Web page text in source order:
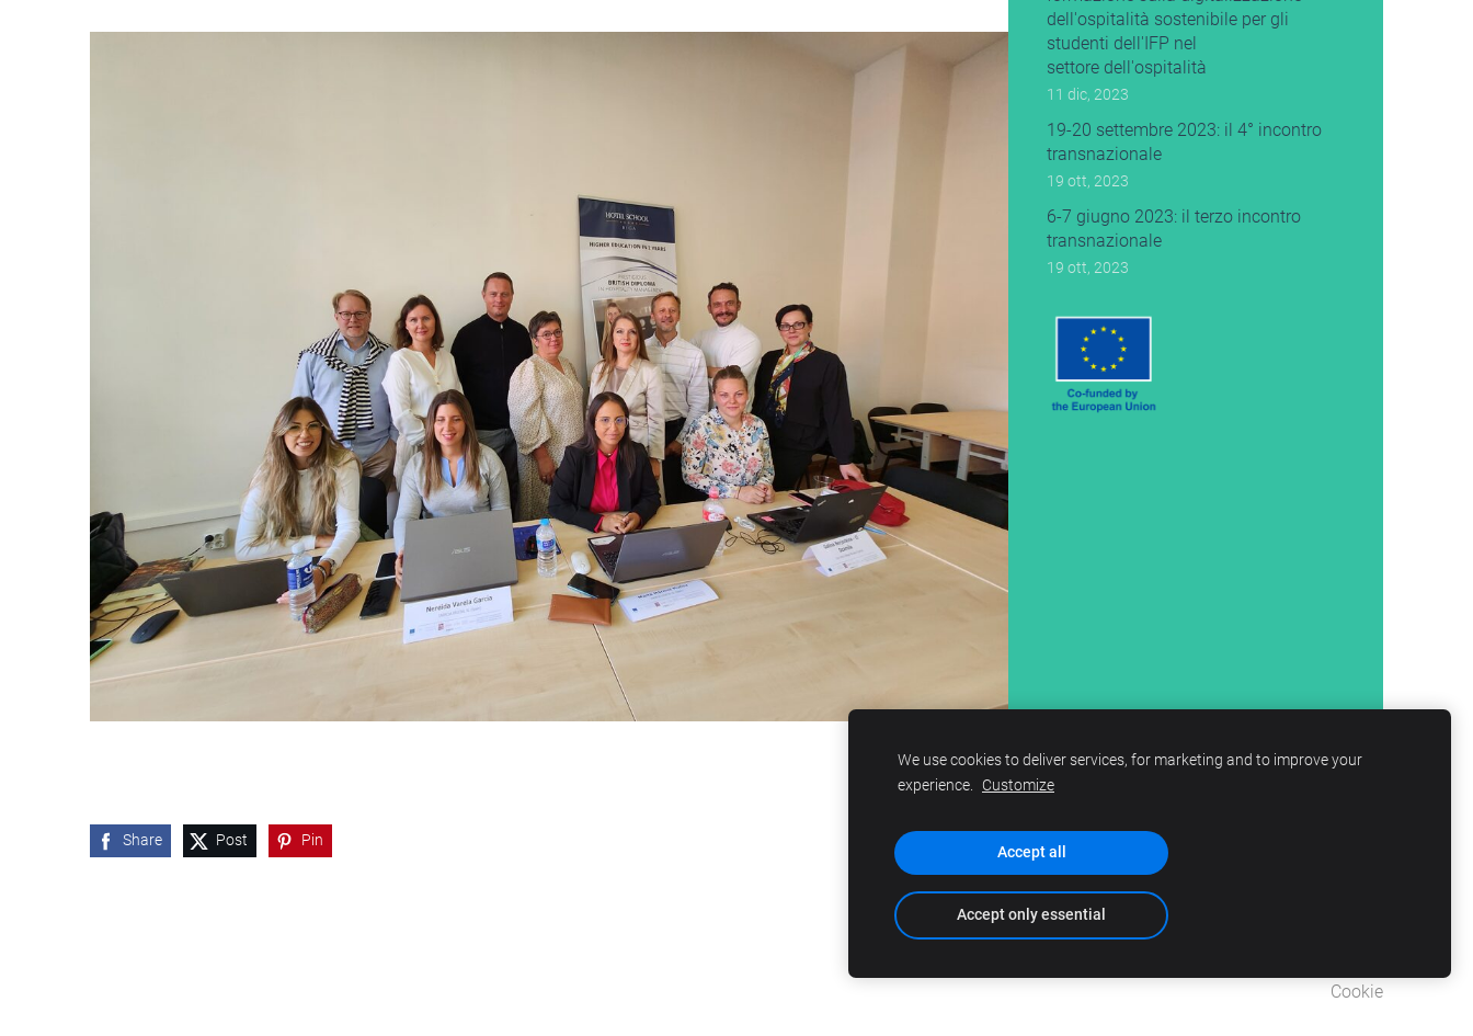
dell'ospitalità sostenibile per gli
studenti dell'IFP nel
settore dell'ospitalità
11 dic, 2023
19-20 settembre 2023: il 4° incontro
transnazionale
19 ott, 2023
6-7 giugno 2023: il terzo incontro
transnazionale
19 ott, 2023
Share Post Pin
Cookie
We use cookies to deliver services, for marketing and to improve your
experience. Customize
Accept all
Accept only essential